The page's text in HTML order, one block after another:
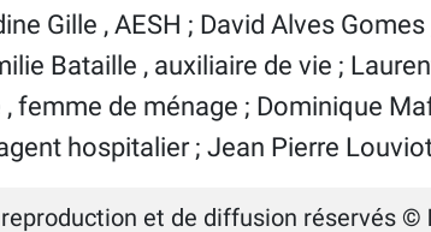
Gille , AESH ; David Alves
Bataille , auxiliaire de vie ;
femme de ménage ; Dominique
hospitalier ; Jean Pierre
et de diffusion réservés ©